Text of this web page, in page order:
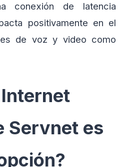
conexión de latencia
positivamente en el
de voz y video como
Servnet es